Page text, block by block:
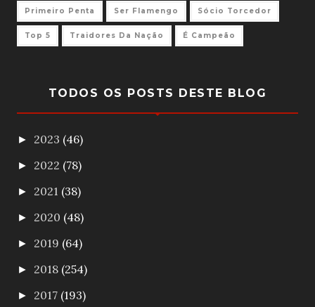
Primeiro Penta Ser Flamengo Sócio Torcedor
Top 5 Traidores Da Nação É Campeão
TODOS OS POSTS DESTE BLOG
► 2023 (46)
► 2022 (78)
► 2021 (38)
► 2020 (48)
► 2019 (64)
► 2018 (254)
► 2017 (193)